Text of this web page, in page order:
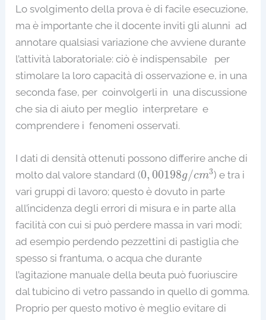
Lo svolgimento della prova è di facile esecuzione,
ma è importante che il docente inviti gli alunni ad
annotare qualsiasi variazione che avviene durante
l’attività laboratoriale: ciò è indispensabile per
stimolare la loro capacità di osservazione e, in una
seconda fase, per coinvolgerli in una discussione
che sia di aiuto per meglio interpretare e
comprendere i fenomeni osservati.
I dati di densità ottenuti possono differire anche di
molto dal valore standard (0, 00198g/cm3
0 00198 g/ m) e tra i
vari gruppi di lavoro; questo è dovuto in parte
all’incidenza degli errori di misura e in parte alla
facilità con cui si può perdere massa in vari modi;
ad esempio perdendo pezzettini di pastiglia che
spesso si frantuma, o acqua che durante
l’agitazione manuale della beuta può fuoriuscire
dal tubicino di vetro passando in quello di gomma.
Proprio per questo motivo è meglio evitare di